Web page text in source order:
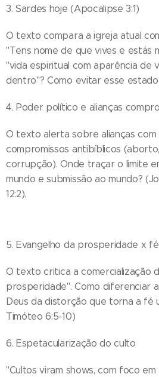
3. Sardes hoje (Apocalipse 3:1)
O texto compara a igreja atual
"Tens nome de que vives e estás
"vida espiritual com aparência de
dentro"? Como evitar esse
4. Poder político e alianças
O texto alerta sobre alianças com
compromissos antibíblicos
corrupção). Onde traçar o limite
mundo e submissão ao mundo?
12:2).
5. Evangelho da prosperidade x
O texto critica a comercialização
prosperidade". Como diferenciar
Deus da distorção que torna a fé
Timóteo 6:5-10)
6. Espetacularização do culto
"Cultos viram shows, com foco em